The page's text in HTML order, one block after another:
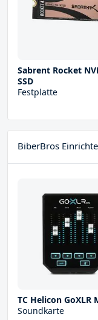
Sabrent Rocket
SSD
Festplatte
BiberBros
TC Helicon GoXLR
Soundkarte